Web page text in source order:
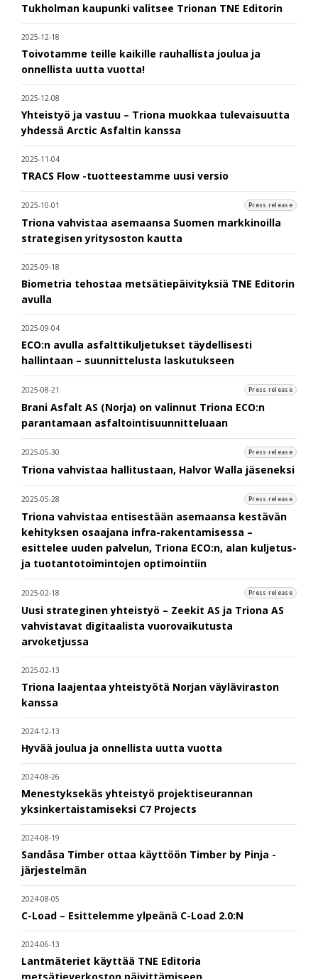
Tukholman kaupunki valitsee Trionan TNE Editorin
2025-12-18
Toivotamme teille kaikille rauhallista joulua ja
onnellista uutta vuotta!
2025-12-08
Yhteistyö ja vastuu – Triona muokkaa tulevaisuutta
yhdessä Arctic Asfaltin kanssa
2025-11-04
TRACS Flow -tuotteestamme uusi versio
2025-10-01 Press release
Triona vahvistaa asemaansa Suomen markkinoilla
strategisen yritysoston kautta
2025-09-18
Biometria tehostaa metsätiepäivityksiä TNE Editorin
avulla
2025-09-04
ECO:n avulla asfalttikuljetukset täydellisesti
hallintaan – suunnittelusta laskutukseen
2025-08-21 Press release
Brani Asfalt AS (Norja) on valinnut Triona ECO:n
parantamaan asfaltointisuunnitteluaan
2025-05-30 Press release
Triona vahvistaa hallitustaan, Halvor Walla jäseneksi
2025-05-28 Press release
Triona vahvistaa entisestään asemaansa kestävän
kehityksen osaajana infra-rakentamisessa –
esittelee uuden palvelun, Triona ECO:n, alan kuljetus-
ja tuotantotoimintojen optimointiin
2025-02-18 Press release
Uusi strateginen yhteistyö – Zeekit AS ja Triona AS
vahvistavat digitaalista vuorovaikutusta
arvoketjussa
2025-02-13
Triona laajentaa yhteistyötä Norjan väyläviraston
kanssa
2024-12-13
Hyvää joulua ja onnellista uutta vuotta
2024-08-26
Menestyksekäs yhteistyö projektiseurannan
yksinkertaistamiseksi C7 Projects
2024-08-19
Sandåsa Timber ottaa käyttöön Timber by Pinja -
järjestelmän
2024-08-05
C-Load – Esittelemme ylpeänä C-Load 2.0:N
2024-06-13
Lantmäteriet käyttää TNE Editoria
metsätieverkoston päivittämiseen